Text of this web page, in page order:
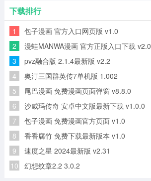
下载排行
1 包子漫画 官方入口网页版 v1.0
2 漫蛙MANWA漫画 官方正版入口下载 v2.0
3 pvz融合版 2.1.4最新版 v2.2
4 奥汀三国群英传7单机版 1.002
5 尾巴漫画 免费漫画页面弹窗 v8.8.0
6 沙威玛传奇 安卓中文版最新下载 v1.0.0
7 包子漫画 免费漫画官方页面 v1.0
8 香香腐竹 免费下载最新版本 v1.0
9 速度之星 2024最新版 v2.31
10 幻想纹章2.2 3.0.2